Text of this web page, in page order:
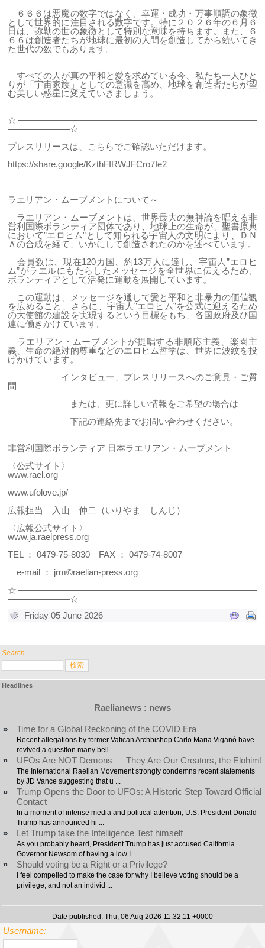
Search...
Headlines
Raelianews : news
» Time for a Global Reckoning of the COVID Era
Recent allegations by former Vatican Archbishop Carlo Maria Viganò have
revived a question many beli ...
» UFOs Are NOT Demons — They Are Our Creators, the Elohim!
The International Raelian Movement strongly condemns recent statements
by JD Vance suggesting that u ...
»
Trump Opens the Door to UFOs: A Historic Step Toward Official
Contact
In a moment of intense media and political attention, U.S. President Donald
Trump has announced hi ...
» Let Trump take the Intelligence Test himself
As you probably heard, President Trump has just accused California
Governor Newsom of having a low I ...
» Should voting be a Right or a Privilege?
I feel compelled to make the case for why I believe voting should be a
privilege, and not an individ ...
Date published: Thu, 06 Aug 2026 11:32:11 +0000
６６６は悪魔の数字ではなく、幸運・成功・万事順調の象徴
として世界的に注目される数字です。特に２０２６年の６月６
日は、弥勒の世の象徴として特別な意味を持ちます。また、６
６６は創造者たちが地球に最初の人間を創造してから続いてき
た世代の数でもあります。
すべての人が真の平和と愛を求めている今、私たち一人ひと
りが「宇宙家族」としての意識を高め、地球を創造者たちが望
む美しい惑星に変えていきましょう。
☆―――――――――――――――――――――――――――
―――――――☆
プレスリリースは、こちらでご確認いただけます。
https://share.google/KzthFIRWJFCro7Ie2
ラエリアン・ムーブメントについて～
ラエリアン・ムーブメントは、世界最大の無神論を唱える非
営利国際ボランティア団体であり、地球上の生命が、聖書原典
において”エロヒム”として知られる宇宙人の文明により、ＤＮ
Ａの合成を経て、いかにして創造されたのかを述べています。
会員数は、現在120カ国、約13万人に達し、宇宙人”エロヒ
ム”がラエルにもたらしたメッセージを全世界に伝えるため、
ボランティアとして活発に運動を展開しています。
この運動は、メッセージを通して愛と平和と非暴力の価値観
を広めること、さらに、宇宙人”エロヒム”を公式に迎えるため
の大使館の建設を実現するという目標をもち、各国政府及び国
連に働きかけています。
ラエリアン・ムーブメントが提唱する非順応主義、楽園主
義、生命の絶対的尊重などのエロヒム哲学は、世界に波紋を投
げかけています。
インタビュー、プレスリリースへのご意見・ご質
問
または、更に詳しい情報をご希望の場合は
下記の連絡先までお問い合わせください。
非営利国際ボランティア 日本ラエリアン・ムーブメント
〈公式サイト〉
www.rael.org
www.ufolove.jp/
広報担当 入山 伸二（いりやま しんじ）
〈広報公式サイト〉
www.ja.raelpress.org
TEL ： 0479-75-8030 FAX ： 0479-74-8007
e-mail ： jrm©raelian-press.org
☆―――――――――――――――――――――――――――
―――――――☆
Friday 05 June 2026
Username: